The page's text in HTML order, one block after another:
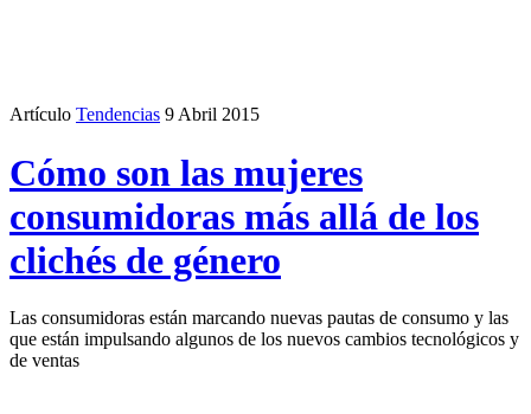
Artículo Tendencias 9 Abril 2015
Cómo son las mujeres
consumidoras más allá de los
clichés de género
Las consumidoras están marcando nuevas pautas de consumo y las
que están impulsando algunos de los nuevos cambios tecnológicos y
de ventas